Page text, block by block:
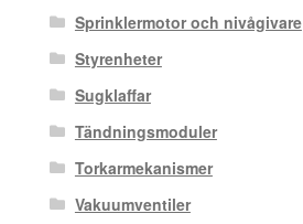
Sprinklermotor och nivågivare
Styrenheter
Sugklaffar
Tändningsmoduler
Torkarmekanismer
Vakuumventiler